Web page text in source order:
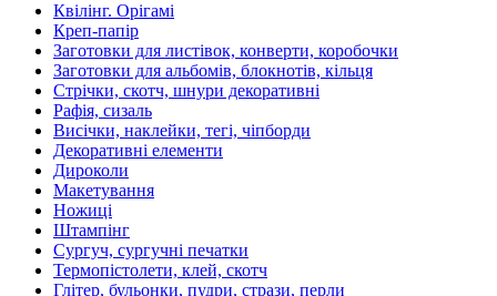
Квілінг. Орігамі
Креп-папір
Заготовки для листівок, конверти, коробочки
Заготовки для альбомів, блокнотів, кільця
Стрічки, скотч, шнури декоративні
Рафія, сизаль
Висічки, наклейки, тегі, чіпборди
Декоративні елементи
Дироколи
Макетування
Ножиці
Штампінг
Сургуч, сургучні печатки
Термопістолети, клей, скотч
Глітер, бульонки, пудри, стрази, перли